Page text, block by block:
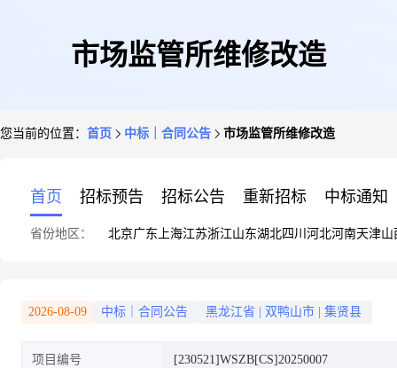
市场监管所维修改造
您当前的位置： 首页 中标｜合同公告 市场监管所维修改造
首页 招标预告 招标公告 重新招标 中标通知
省份地区： 北京广东 上海江苏浙江山东湖北四川 河北河南天津山
2026-08-09 中标｜合同公告 黑龙江省 双鸭山市 集贤县
项目编号 [230521]WSZB[CS]20250007